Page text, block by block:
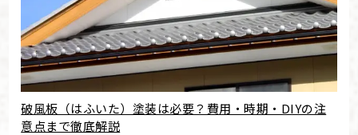
破風板（はふいた）塗装は必要？費用・時期・DIYの注
意点まで徹底解説